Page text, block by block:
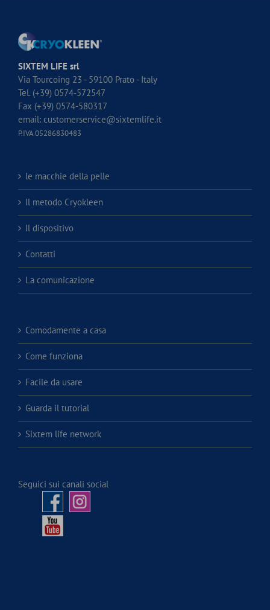
SIXTEM LIFE srl
Via Tourcoing 23 - 59100 Prato - Italy
Tel. (+39) 0574-572547
Fax (+39) 0574-580317
email: customerservice@sixtemlife.it
P.IVA 05286830483
le macchie della pelle
Il metodo Cryokleen
Il dispositivo
Contatti
La comunicazione
Comodamente a casa
Come funziona
Facile da usare
Guarda il tutorial
Sixtem life network
Seguici sui canali social